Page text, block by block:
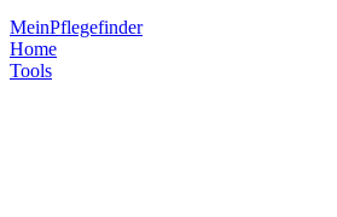
MeinPflegefinder
Home
Tools